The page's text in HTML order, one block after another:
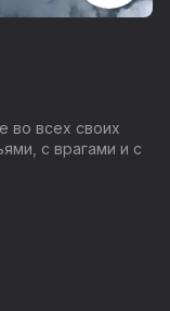
во всех своих
с врагами и с
перезагрузки.